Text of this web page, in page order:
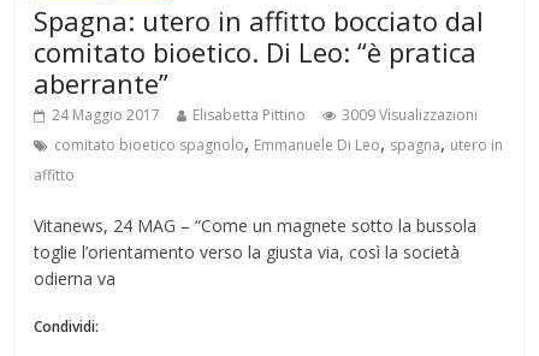
Spagna: utero in affitto bocciato dal
comitato bioetico. Di Leo: “è pratica
aberrante”
24 Maggio 2017 Elisabetta Pittino
3009 Visualizzazioni
comitato bioetico spagnolo, Emmanuele Di Leo, spagna, utero in
affitto
Vitanews, 24 MAG – “Come un magnete sotto la bussola
toglie l’orientamento verso la giusta via, così la società
odierna va
Condividi: